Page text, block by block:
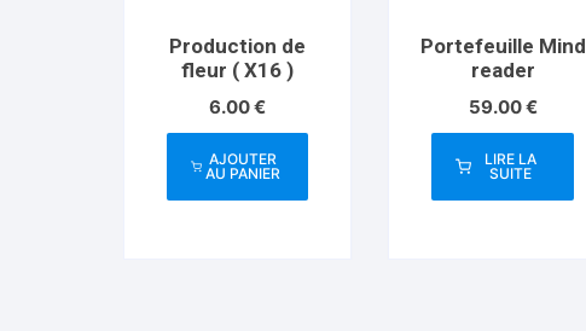
Production de
fleur ( X16 )
6.00€
AJOUTER
AU PANIER
Portefeuille Mind
reader
59.00€
LIRE LA
SUITE